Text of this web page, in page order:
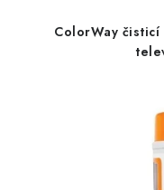
ColorWay